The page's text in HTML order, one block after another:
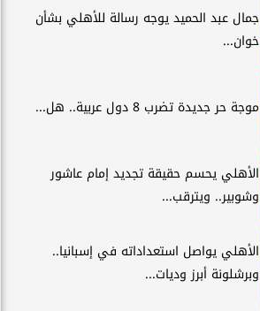
جمال عبد الحميد يوجه رسالة للأهلي بشأن
خوان...
موجة حر جديدة تضرب 8 دول عربية.. هل...
الأهلي يحسم حقيقة تجديد إمام عاشور
وشوبير.. ويترقب...
الأهلي يواصل استعداداته في إسبانيا..
وبرشلونة أبرز وديات...